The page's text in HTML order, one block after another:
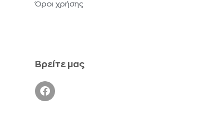
Όροι χρήσης
Βρείτε μας